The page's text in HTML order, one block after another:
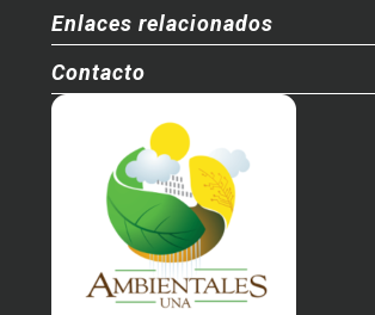
Enlaces relacionados
Contacto